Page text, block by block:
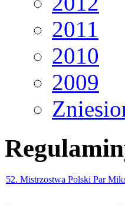
2011
2010
2009
52. Mistrzostwa Polski Par